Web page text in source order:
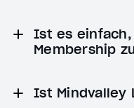
Ist es einfach,
Membership
Ist Mindvalley